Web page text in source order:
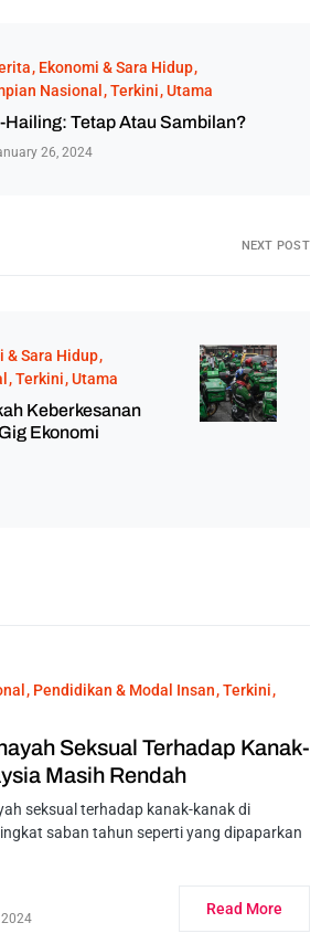
Ekonomi & Sara Hidup
Nasional
Terkini Utama
Hailing: Tetap Atau Sambilan?
26, 2024
NEXT POST
& Sara Hidup
Terkini Utama
Keberkesanan
Ekonomi
Pendidikan & Modal Insan Terkini
Seksual Terhadap Kanak-
Masih Rendah
seksual terhadap kanak-kanak di
saban tahun seperti yang dipaparkan
2024
Read More